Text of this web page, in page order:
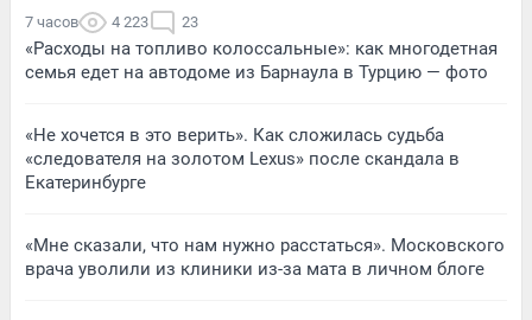
7 часов 4 223 23
«Расходы на топливо колоссальные»: как многодетная
семья едет на автодоме из Барнаула в Турцию — фото
«Не хочется в это верить». Как сложилась судьба
«следователя на золотом Lexus» после скандала в
Екатеринбурге
«Мне сказали, что нам нужно расстаться». Московского
врача уволили из клиники из-за мата в личном блоге